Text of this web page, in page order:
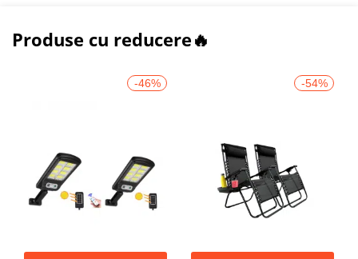
Produse cu reducere🔥
-46% -54%